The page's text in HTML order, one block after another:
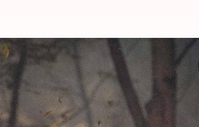
ఈ వారం సినిమా:
వ్రాసిన వారు May 01, 2023 10:11 am
ఈ వార్తాకథనం ఏంటి